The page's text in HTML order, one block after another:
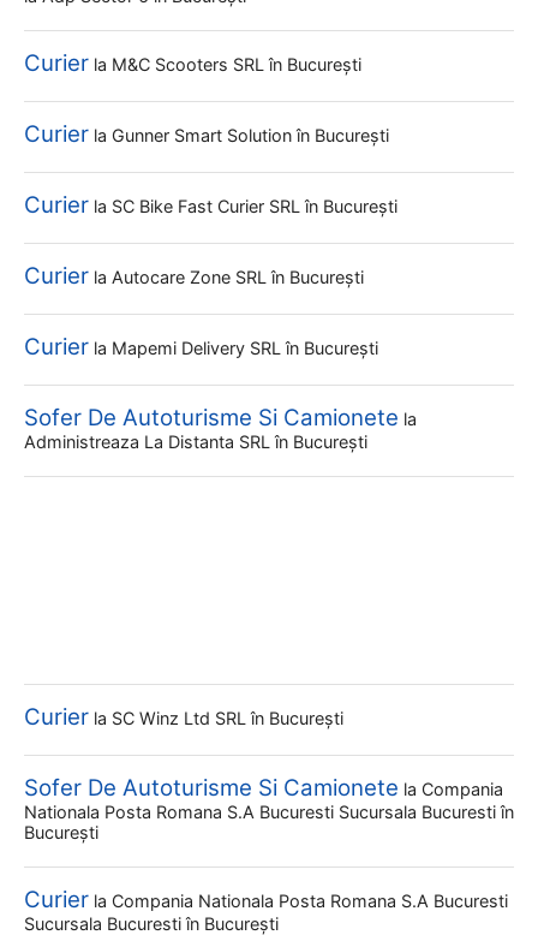
Curier la M&c Scooters SRL în București
Curier la Gunner Smart Solution în București
Curier la SC Bike Fast Curier SRL în București
Curier la Autocare Zone SRL în București
Curier la Mapemi Delivery SRL în București
Sofer De Autoturisme Si Camionete la
Administreaza La Distanta SRL în București
Curier la SC Winz Ltd SRL în București
Sofer De Autoturisme Si Camionete la Compania
Nationala Posta Romana S.a Bucuresti Sucursala Bucuresti în
București
Curier la Compania Nationala Posta Romana S.a Bucuresti
Sucursala Bucuresti în București